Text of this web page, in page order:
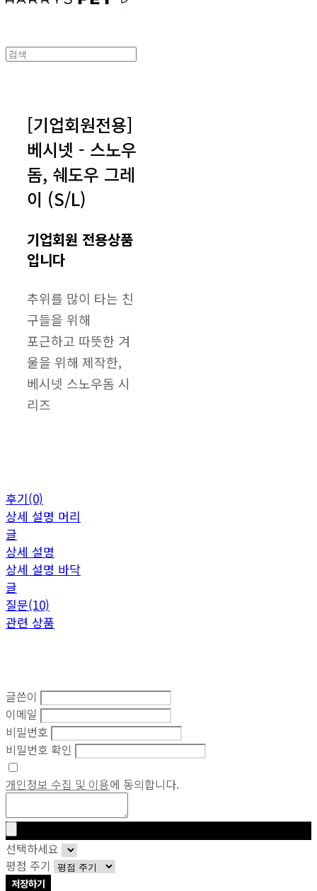
[기업회원전용]
베시넷 - 스노우
돔, 쉐도우 그레
이 (S/L)
기업회원 전용상품
입니다
추위를 많이 타는 친
구들을 위해
포근하고 따뜻한 겨
울을 위해 제작한,
베시넷 스노우돔 시
리즈
후기(0)
상세 설명 머리
글
상세 설명
상세 설명 바닥
글
질문(10)
관련 상품
글쓴이
이메일
비밀번호
비밀번호 확인
개인정보 수집 및 이용에 동의합니다.
선택하세요
평점 주기
저장하기